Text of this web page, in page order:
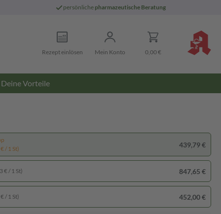
persönliche pharmazeutische Beratung
Rezept einlösen Mein Konto 0,00 €
Deine Vorteile
/ 1 St)
439,79 €
€ / 1 St) 847,65 €
/ 1 St) 452,00 €